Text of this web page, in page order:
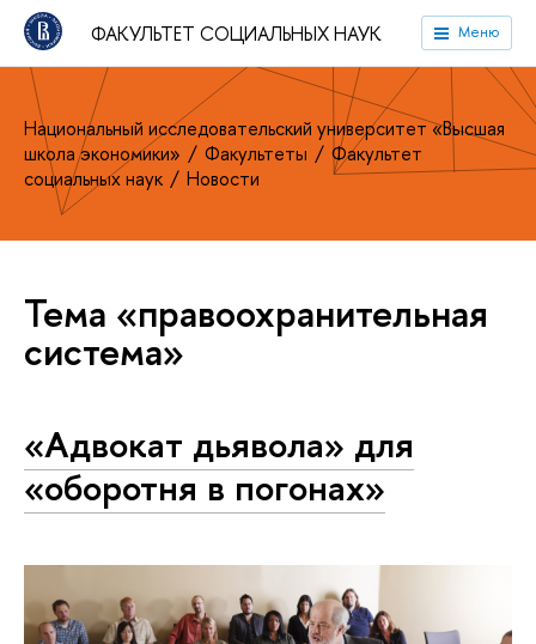
ФАКУЛЬТЕТ СОЦИАЛЬНЫХ НАУК Меню
Национальный исследовательский университет «Высшая
школа экономики»
Факультеты
Факультет
социальных наук
Новости
Тема «правоохранительная
система»
«Адвокат дьявола» для
«оборотня в погонах»